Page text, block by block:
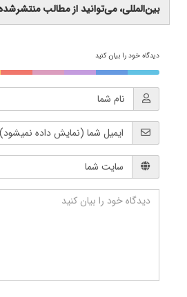
بین‌المللی، می‌توانید از مطالب
دیدگاه خود را بیان کنید